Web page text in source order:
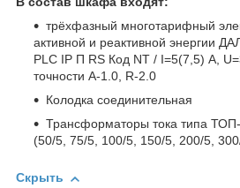
трёхфазный многотарифный
активной и реактивной энергии
PLC IP П RS Код NT / I=5(7,5) А,
точности А-1.0, R-2.0
Колодка соединительная
Трансформаторы тока типа
(50/5, 75/5, 100/5, 150/5, 200/5,
Скрыть